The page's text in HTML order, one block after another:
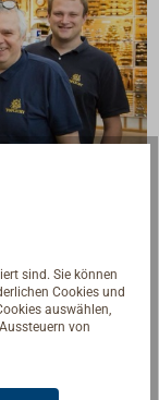
und geben die
sind. Sie können
Cookies und
auswählen,
von